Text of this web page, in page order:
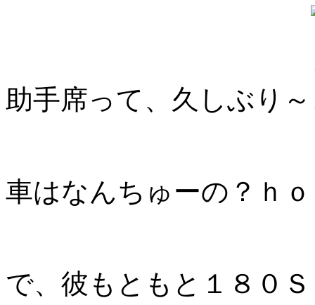
助手席って、久しぶり～
車はなんちゅーの？ｈ
で、彼もともと１８０